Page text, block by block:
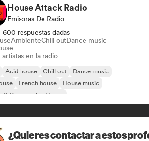
House Attack Radio
Emisoras De Radio
600 respuestas dadas
AmbienteChill outDance music
artistas en la radio
Acid house Chill out
Dance music
French house
House music
& Progressive House
¿Quieres contactar a estos